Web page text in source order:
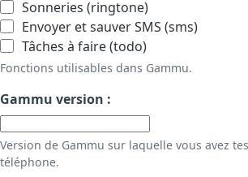
Sonneries (ringtone)
Envoyer et sauver SMS (sms)
Tâches à faire (todo)
Fonctions utilisables dans Gammu.
Gammu version :
Version de Gammu sur laquelle vous avez
téléphone.